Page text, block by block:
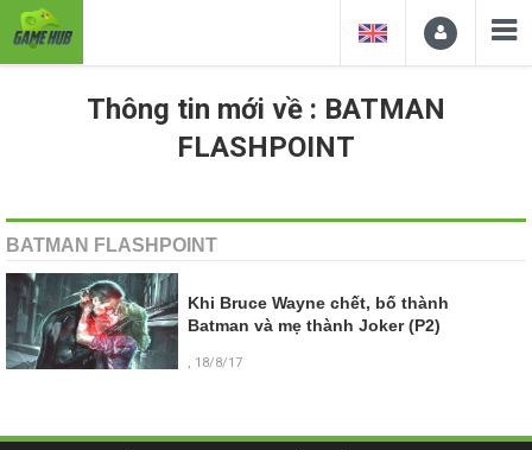
Thông tin mới về : BATMAN
FLASHPOINT
BATMAN FLASHPOINT
Khi Bruce Wayne chết, bố thành
Batman và mẹ thành Joker (P2)
, 18/8/17